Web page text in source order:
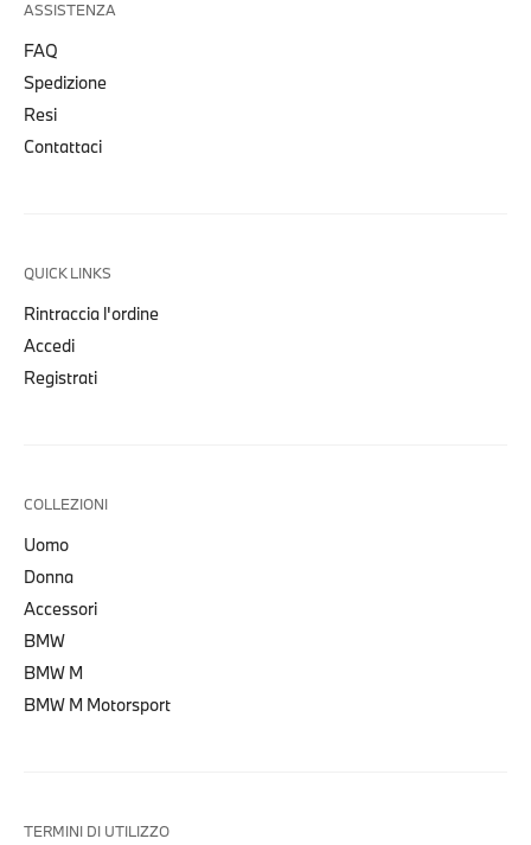
ASSISTENZA
FAQ
Spedizione
Resi
Contattaci
QUICK LINKS
Rintraccia l'ordine
Accedi
Registrati
COLLEZIONI
Uomo
Donna
Accessori
BMW
BMW M
BMW M Motorsport
TERMINI DI UTILIZZO